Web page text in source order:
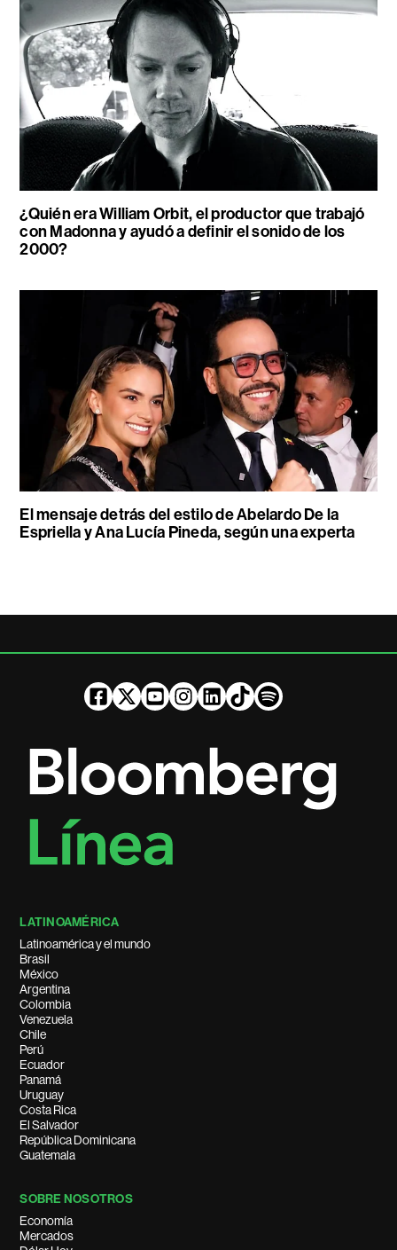
¿Quién era William Orbit, el productor que trabajó
con Madonna y ayudó a definir el sonido de los
2000?
El mensaje detrás del estilo de Abelardo De la
Espriella y Ana Lucía Pineda, según una experta
LATINOAMÉRICA
Latinoamérica y el mundo
Brasil
México
Argentina
Colombia
Venezuela
Chile
Perú
Ecuador
Panamá
Uruguay
Costa Rica
El Salvador
República Dominicana
Guatemala
SOBRE NOSOTROS
Economía
Mercados